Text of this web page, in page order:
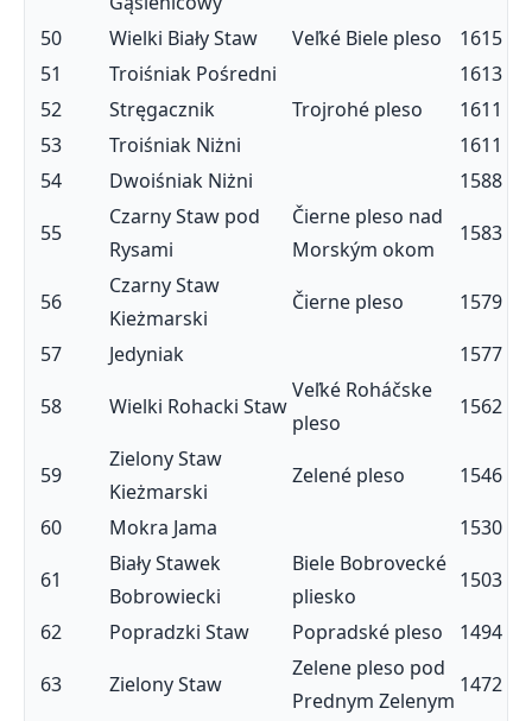
50
Wielki Biały Staw Veľké Biele pleso
1615
51
Troiśniak Pośredni
1613
52
Stręgacznik Trojrohé pleso
1611
53
Troiśniak Niżni
1611
54
Dwoiśniak Niżni
1588
55
Czarny Staw pod
Rysami
Čierne pleso nad
Morským okom
1583
56
Czarny Staw
Kieżmarski
Čierne pleso
1579
57
Jedyniak
1577
58
Wielki Rohacki Staw
Veľké Roháčske
pleso
1562
59
Zielony Staw
Kieżmarski
Zelené pleso
1546
60
Mokra Jama
1530
61
Biały Stawek
Bobrowiecki
Biele Bobrovecké
pliesko
1503
62
Popradzki Staw Popradské pleso
1494
63
Zielony Staw
Zelene pleso pod
Prednym Zelenym
1472